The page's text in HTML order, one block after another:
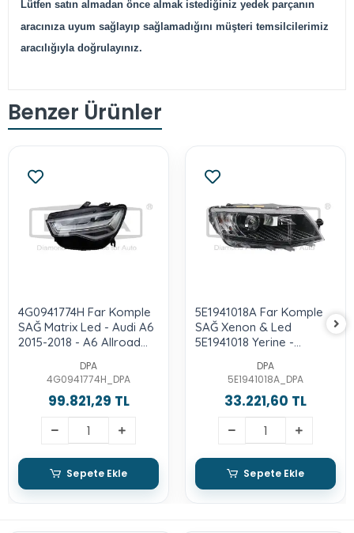
Lütfen satın almadan önce almak istediğiniz yedek parçanın
aracınıza uyum sağlayıp sağlamadığını müşteri temsilcilerimiz
aracılığıyla doğrulayınız.
Benzer Ürünler
4G0941774H Far Komple
SAĞ Matrix Led - Audi A6
2015-2018 - A6 Allroad
2015-2018 - Rs6 2013-
DPA
4G0941774H_DPA
99.821,29 TL
Sepete Ekle
5E1941018A Far Komple
SAĞ Xenon & Led
5E1941018 Yerine -
DPA
5E1941018A_DPA
33.221,60 TL
Sepete Ekle